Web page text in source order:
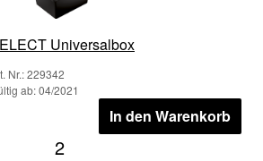
Universalbox
Nr.: 229342
ab: 04/2021
In den Warenkorb
2